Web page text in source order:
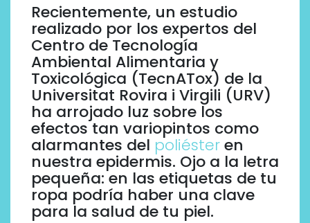
Recientemente, un estudio
realizado por los expertos del
Centro de Tecnología
Ambiental Alimentaria y
Toxicológica (TecnATox) de la
Universitat Rovira i Virgili (URV)
ha arrojado luz sobre los
efectos tan variopintos como
alarmantes del poliésteren
nuestra epidermis. Ojo a la letra
pequeña: en las etiquetas de tu
ropa podría haber una clave
para la salud de tu piel.